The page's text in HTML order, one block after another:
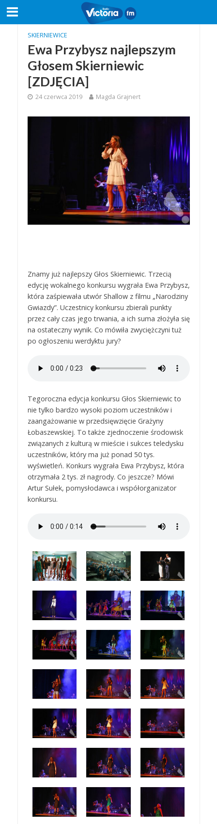
SKIERNIEWICE
Ewa Przybysz najlepszym
Głosem Skierniewic
[ZDJĘCIA]
24 czerwca 2019 Magda Grajnert
Znamy już najlepszy Głos Skierniewic. Trzecią
edycję wokalnego konkursu wygrała Ewa Przybysz,
która zaśpiewała utwór Shallow z filmu „Narodziny
Gwiazdy”. Uczestnicy konkursu zbierali punkty
przez cały czas jego trwania, a ich suma złożyła się
na ostateczny wynik. Co mówiła zwyciężczyni tuż
po ogłoszeniu werdyktu jury?
Tegoroczna edycja konkursu Głos Skierniewic to
nie tylko bardzo wysoki poziom uczestników i
zaangażowanie w przedsięwzięcie Grażyny
Łobaszewskiej. To także zjednoczenie środowisk
związanych z kulturą w mieście i sukces teledysku
uczestników, który ma już ponad 50 tys.
wyświetleń. Konkurs wygrała Ewa Przybysz, która
otrzymała 2 tys. zł nagrody. Co jeszcze? Mówi
Artur Sułek, pomysłodawca i współorganizator
konkursu.